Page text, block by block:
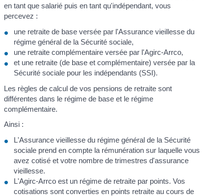
en tant que salarié puis en tant qu'indépendant, vous
percevez :
une retraite de base versée par l'Assurance vieillesse du
régime général de la Sécurité sociale,
une retraite complémentaire versée par l'Agirc-Arrco,
et une retraite (de base et complémentaire) versée par la
Sécurité sociale pour les indépendants (SSI).
Les règles de calcul de vos pensions de retraite sont
différentes dans le régime de base et le régime
complémentaire.
Ainsi :
L'Assurance vieillesse du régime général de la Sécurité
sociale prend en compte la rémunération sur laquelle vous
avez cotisé et votre nombre de trimestres d'assurance
vieillesse.
L'Agirc-Arrco est un régime de retraite par points. Vos
cotisations sont converties en points retraite au cours de